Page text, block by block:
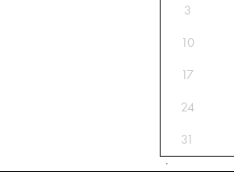
3
10
17
24
31